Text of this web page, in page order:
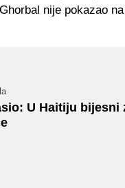
nije pokazao
U Haitiju bijesni